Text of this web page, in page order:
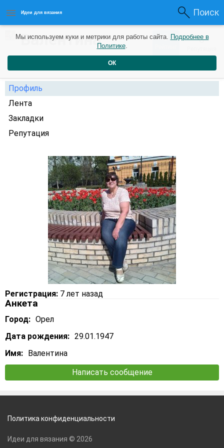
Идеи для вязания Поиск
Валентина
Худякова
0 0
Профиль
Лента
Закладки
Репутация
Регистрация: 7 лет назад
Анкета
Город: Орел
Дата рождения: 29.01.1947
Имя: Валентина
Написать сообщение
Мы используем куки и метрики для работы сайта. Подробнее в
Политике.
ОК
Политика конфиденциальности
Идеи для вязания © 2026